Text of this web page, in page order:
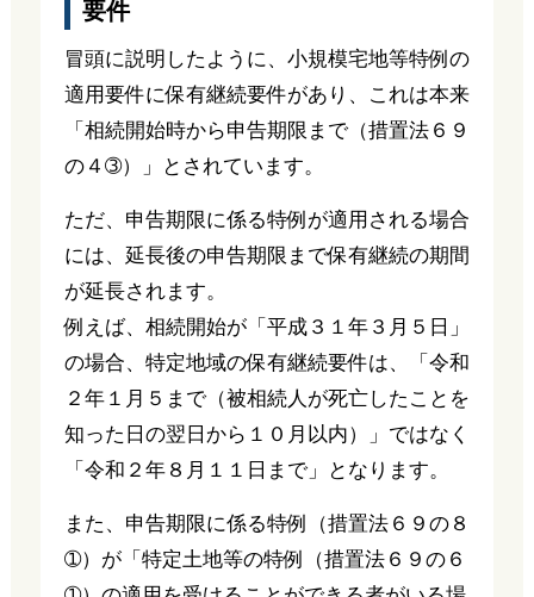
要件
冒頭に説明したように、小規模宅地等特例の
適用要件に保有継続要件があり、これは本来
「相続開始時から申告期限まで（措置法６９
の４➂）」とされています。
ただ、申告期限に係る特例が適用される場合
には、延長後の申告期限まで保有継続の期間
が延長されます。
例えば、相続開始が「平成３１年３月５日」
の場合、特定地域の保有継続要件は、「令和
２年１月５まで（被相続人が死亡したことを
知った日の翌日から１０月以内）」ではなく
「令和２年８月１１日まで」となります。
また、申告期限に係る特例（措置法６９の８
➀）が「特定土地等の特例（措置法６９の６